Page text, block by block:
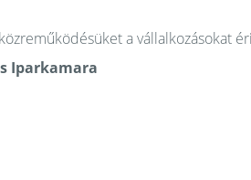
a vállalkozásokat
Iparkamara